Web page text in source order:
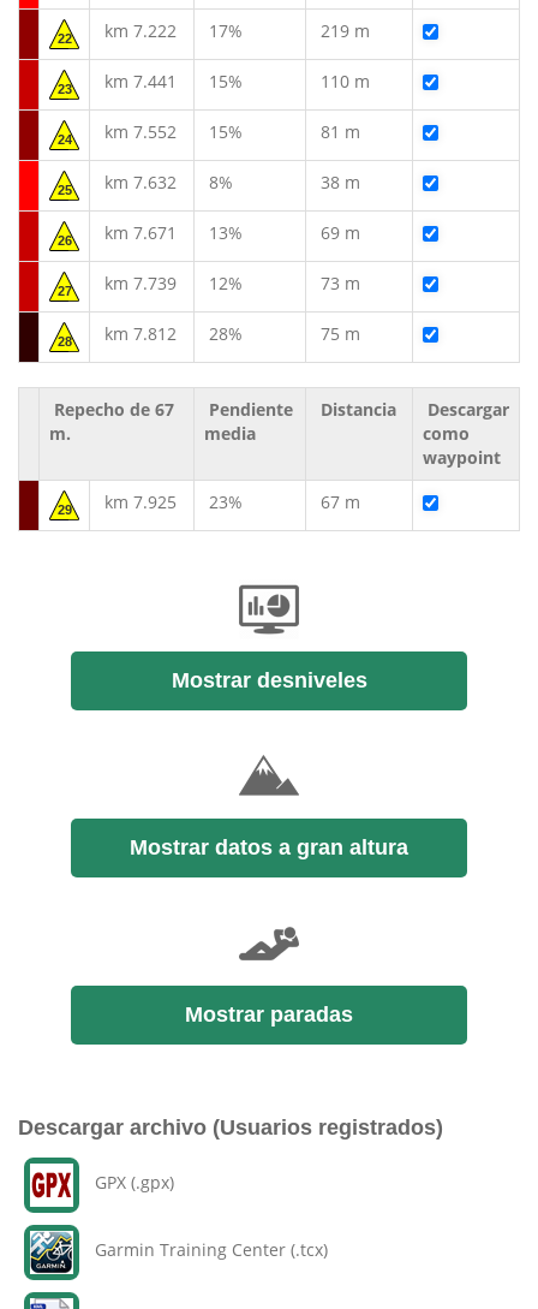
22 km 7.222 17% 219 m
23 km 7.441 15% 110 m
24 km 7.552 15% 81 m
25 km 7.632 8% 38 m
26 km 7.671 13% 69 m
27 km 7.739 12% 73 m
28 km 7.812 28% 75 m
Repecho de 67
m.
Pendiente
media
Distancia
Descargar
como
waypoint
29 km 7.925 23% 67 m
Mostrar desniveles
Mostrar datos a gran altura
Mostrar paradas
Descargar archivo (Usuarios registrados)
GPX (.gpx)
Garmin Training Center (.tcx)